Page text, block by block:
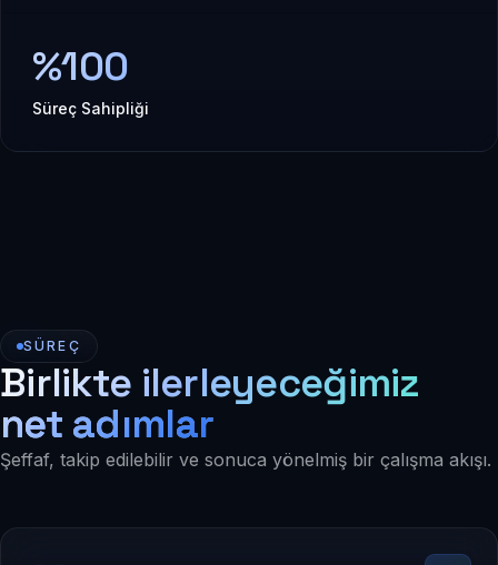
%100
Süreç Sahipliği
SÜREÇ
Birlikte ilerleyeceğimiz
net adımlar
Şeffaf, takip edilebilir ve sonuca yönelmiş bir çalışma akışı.